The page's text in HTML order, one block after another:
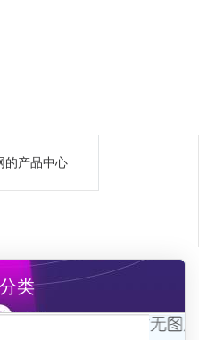
的产品中心
类